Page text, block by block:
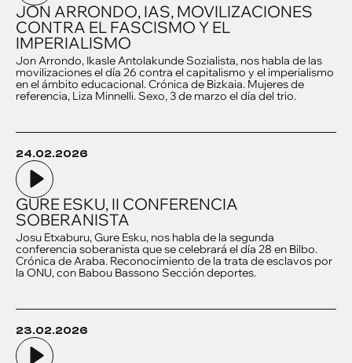
JON ARRONDO, IAS, MOVILIZACIONES
CONTRA EL FASCISMO Y EL
IMPERIALISMO
Jon Arrondo, Ikasle Antolakunde Sozialista, nos habla de las
movilizaciones el día 26 contra el capitalismo y el imperialismo
en el ámbito educacional. Crónica de Bizkaia. Mujeres de
referencia, Liza Minnelli. Sexo, 3 de marzo el día del trio.
24.02.2026
GURE ESKU, II CONFERENCIA
SOBERANISTA
Josu Etxaburu, Gure Esku, nos habla de la segunda
conferencia soberanista que se celebrará el día 28 en Bilbo.
Crónica de Araba. Reconocimiento de la trata de esclavos por
la ONU, con Babou Bassono Sección deportes.
23.02.2026